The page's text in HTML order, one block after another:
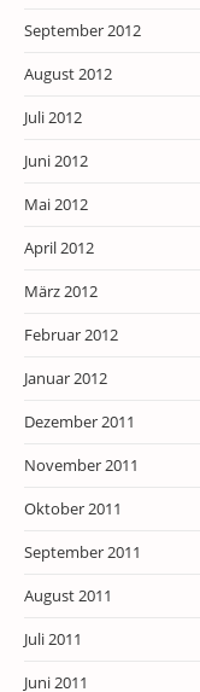
September 2012
August 2012
Juli 2012
Juni 2012
Mai 2012
April 2012
März 2012
Februar 2012
Januar 2012
Dezember 2011
November 2011
Oktober 2011
September 2011
August 2011
Juli 2011
Juni 2011